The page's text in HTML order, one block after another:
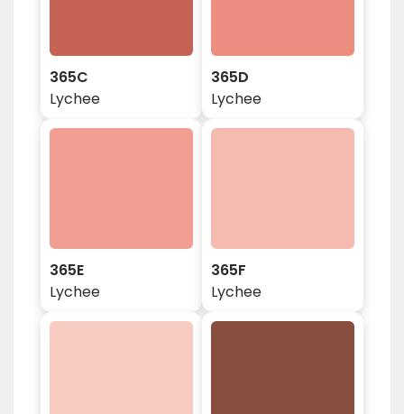
365C
Lychee
365D
Lychee
365E
Lychee
365F
Lychee